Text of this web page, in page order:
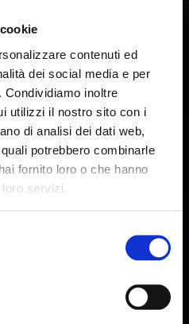
contenuti ed
dei social media e per
inoltre
utilizzi il nostro sito con i
di analisi dei dati web,
potrebbero combinarle
fornito loro o che hanno
servizi.